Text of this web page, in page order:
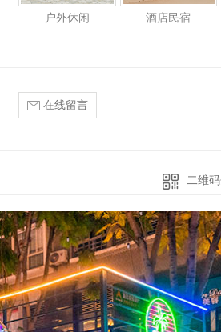
户外休闲 酒店民宿
在线留言
二维